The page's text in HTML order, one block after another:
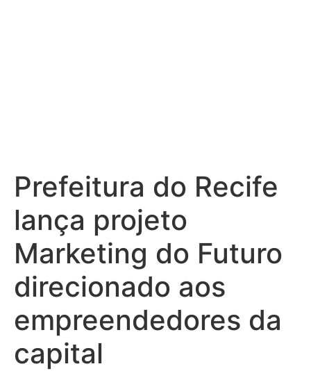
Prefeitura do Recife
lança projeto
Marketing do Futuro
direcionado aos
empreendedores da
capital